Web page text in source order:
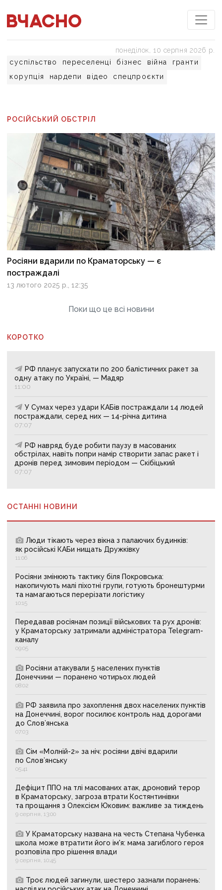
суспільство переселенці бізнес війна
гранти
корупція
нардепи відео спецпроєкти
понеділок, 10 серпня 2026 р.
РОСІЙСЬКИЙ ОБСТРІЛ
Росіяни вдарили по Краматорську — є
постраждалі
13 лютого 2025 р., 12:35
Поки що це всі новини
КОРОТКО
РФ планує запускати по 200 балістичних ракет за
одну атаку по Україні, — Мадяр
11:00
У Сумах через удари КАБів постраждали 14 людей
постраждали, серед них — 14-річна дитина
07:07
РФ навряд буде робити паузу в масованих
обстрілах, навіть попри намір створити запас ракет і
дронів перед зимовим періодом — Скібіцький
07:07
ОСТАННІ НОВИНИ
Люди тікають через вікна з палаючих будинків:
як російські КАБи нищать Дружківку
11:06
Росіяни змінюють тактику біля Покровська:
накопичують малі піхотні групи, готують бронештурми
та намагаються перерізати логістику
10:15
Передавав росіянам позиції військових та рух дронів:
у Краматорську затримали адміністратора Telegram-
каналу
09:05
Росіяни атакували 5 населених пунктів
Донеччини — поранено чотирьох людей
08:02
РФ заявила про захоплення двох населених пунктів
на Донеччині, ворог посилює контроль над дорогами
до Слов’янська
07:03
Сім «Молній-2» за ніч: росіяни двічі вдарили
по Слов’янську
05:41
Дефіцит ППО на тлі масованих атак, дроновий терор
в Краматорську, загроза втрати Костянтинівки
та прощання з Олексієм Юковим: важливе за тиждень
9 серпня, 13:00
У Краматорську названа на честь Степана Чубенка
школа може втратити його ім'я: мама загиблого героя
розповіла про рішення влади
9 серпня, 10:45
Троє людей загинули, шестеро зазнали поранень: